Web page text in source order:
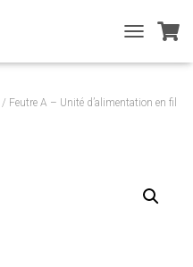
O
G
/ Feutre A – Unité d’alimentation en fil